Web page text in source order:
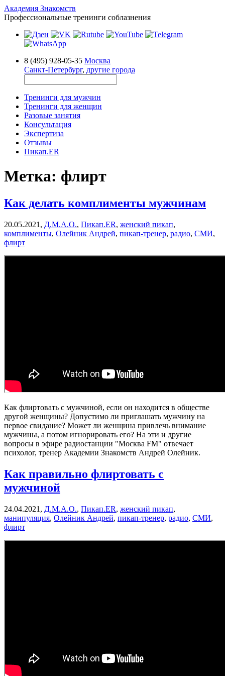
Академия Знакомств
Профессиональные тренинги соблазнения
8 (495) 928-05-35 Москва
Санкт-Петербург, другие города
Тренинги для мужчин
Тренинги для женщин
Разовые занятия
Консультация
Экспертиза
Отзывы
Пикап.ER
Метка: флирт
Как делать комплименты мужчинам
20.05.2021, Д.М.А.О., Пикап.ER, женский пикап,
комплименты, Олейник Андрей, пикап-тренер, радио, СМИ,
флирт
Как флиртовать с мужчиной, если он находится в обществе
другой женщины? Допустимо ли приглашать мужчину на
первое свидание? Может ли женщина привлечь внимание
мужчины, а потом игнорировать его? На эти и другие
вопросы в эфире радиостанции "Москва FM" отвечает
психолог, тренер Академии Знакомств Андрей Олейник.
Как правильно флиртовать с
мужчиной
24.04.2021, Д.М.А.О., Пикап.ER, женский пикап,
манипуляция, Олейник Андрей, пикап-тренер, радио, СМИ,
флирт